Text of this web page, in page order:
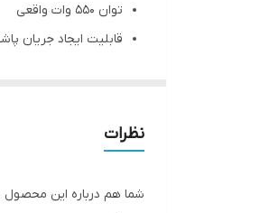
توان 550 وات واقعی
قابلیت ایجاد جریان پاشش تا 1200
قابلیت تنظیم مقدار
مجهز به سوزن فلزی و
نظرات
شما هم درباره این محصول